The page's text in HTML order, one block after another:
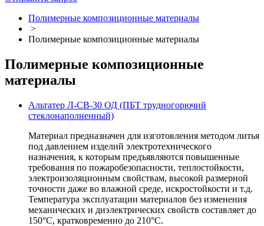
Полимерные композиционные материалы
>
Полимерные композиционные материалы
Полимерные композиционные
материалы
Альтатер Л-СВ-30 ОД (ПБТ трудногорючий
стеклонаполненный)
Материал предназначен для изготовления методом литья
под давлением изделий электротехнического
назначения, к которым предъявляются повышенные
требования по пожаробезопасности, теплостойкости,
электроизоляционным свойствам, высокой размерной
точности даже во влажной среде, искростойкости и т.д.
Температура эксплуатации материалов без изменения
механических и диэлектрических свойств составляет до
150°С, кратковременно до 210°С.